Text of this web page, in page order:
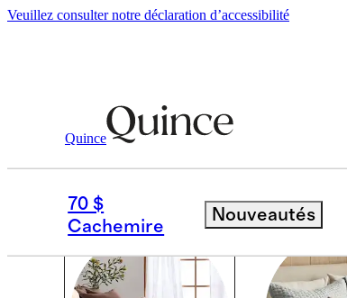
Veuillez consulter notre déclaration d’accessibilité
Quince
70 $
Cachemire
Nouveautés
Maison / Tout Le Lin
MAISON